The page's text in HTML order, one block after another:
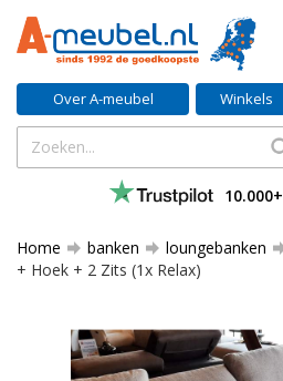
Over A-meubel Winkels
10.000+
Home banken loungebanken
+ Hoek + 2 Zits (1x Relax)